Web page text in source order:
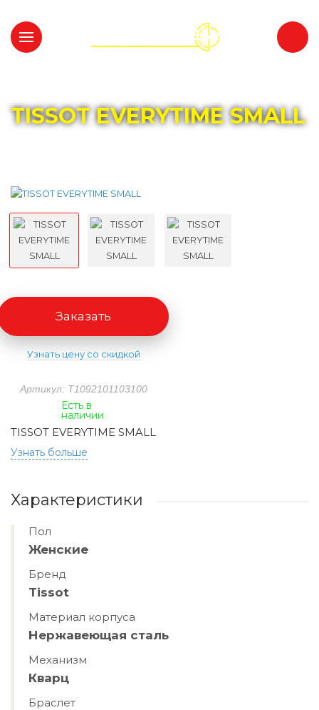
TISSOT EVERYTIME SMALL
Артикул: T1092101103100
Есть в
наличии
TISSOT EVERYTIME SMALL
Узнать больше
Заказать
Узнать цену со скидкой
Характеристики
Пол
Женские
Бренд
Tissot
Материал корпуса
Нержавеющая сталь
Механизм
Кварц
Браслет